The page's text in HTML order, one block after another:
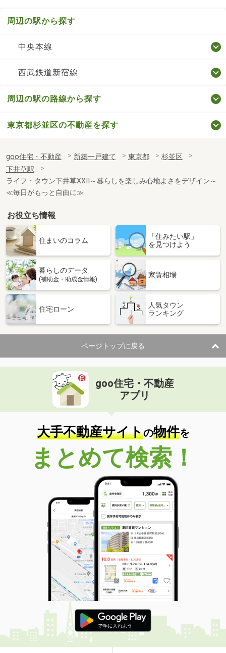
周辺の駅から探す
中央本線
西武鉄道新宿線
周辺の駅の路線から探す
東京都杉並区の不動産を探す
goo住宅・不動産 新築一戸建て 東京都
杉並区
下井草駅
ライフ・タウン下井草XXII～暮らしを楽しみ心地よさをデザイン～
≪毎日がもっと自由に≫
お役立ち情報
住まいのコラム
「住みたい駅」
を見つけよう
暮らしのデータ
(補助金・助成金情報)
家賃相場
住宅ローン
人気タウン
ランキング
ページトップに戻る
goo住宅・不動産
アプリ
大手不動産サイトの物件を
まとめて検索！